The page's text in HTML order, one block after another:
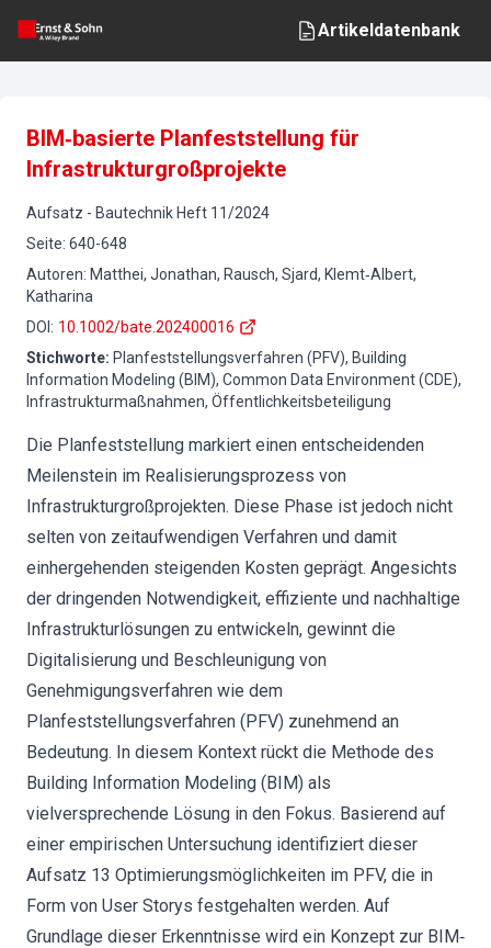
Artikeldatenbank
BIM‐basierte Planfeststellung für
Infrastrukturgroßprojekte
Aufsatz - Bautechnik Heft 11/2024
Seite: 640-648
Autoren: Matthei, Jonathan, Rausch, Sjard, Klemt‐Albert,
Katharina
DOI : 10.1002/bate.202400016
Stichworte: Planfeststellungsverfahren (PFV), Building
Information Modeling (BIM), Common Data Environment (CDE),
Infrastrukturmaßnahmen, Öffentlichkeitsbeteiligung
Die Planfeststellung markiert einen entscheidenden
Meilenstein im Realisierungsprozess von
Infrastrukturgroßprojekten. Diese Phase ist jedoch nicht
selten von zeitaufwendigen Verfahren und damit
einhergehenden steigenden Kosten geprägt. Angesichts
der dringenden Notwendigkeit, effiziente und nachhaltige
Infrastrukturlösungen zu entwickeln, gewinnt die
Digitalisierung und Beschleunigung von
Genehmigungsverfahren wie dem
Planfeststellungsverfahren (PFV) zunehmend an
Bedeutung. In diesem Kontext rückt die Methode des
Building Information Modeling (BIM) als
vielversprechende Lösung in den Fokus. Basierend auf
einer empirischen Untersuchung identifiziert dieser
Aufsatz 13 Optimierungsmöglichkeiten im PFV, die in
Form von User Storys festgehalten werden. Auf
Grundlage dieser Erkenntnisse wird ein Konzept zur BIM‐